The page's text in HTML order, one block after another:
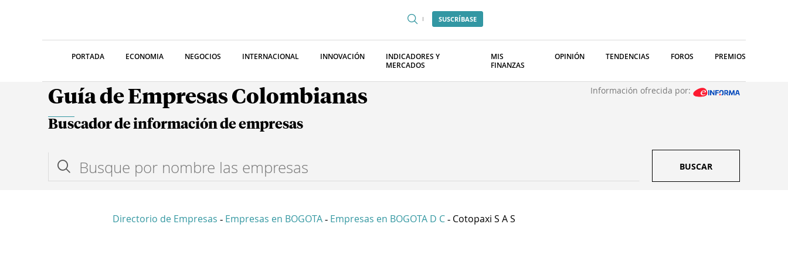
SUSCRÍBASE
PORTADA ECONOMIA NEGOCIOS INTERNACIONAL INNOVACIÓN
INDICADORES Y
MERCADOS
MIS
FINANZAS
OPINIÓN TENDENCIAS FOROS PREMIOS
Guía de Empresas Colombianas Información ofrecida por:
Buscador de información de empresas
BUSCAR
Directorio de Empresas - Empresas en BOGOTA - Empresas en BOGOTA D C - Cotopaxi S A S